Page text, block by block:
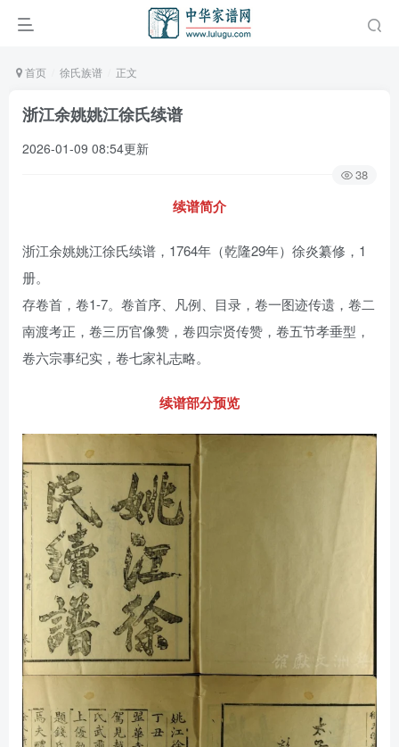
首页 徐氏族谱 正文
浙江余姚姚江徐氏续谱
2026-01-09 08:54更新
38
续谱简介
浙江余姚姚江徐氏续谱，1764年（乾隆29年）徐炎纂修，1
册。
存卷首，卷1-7。卷首序、凡例、目录，卷一图迹传遗，卷二
南渡考正，卷三历官像赞，卷四宗贤传赞，卷五节孝垂型，
卷六宗事纪实，卷七家礼志略。
续谱部分预览